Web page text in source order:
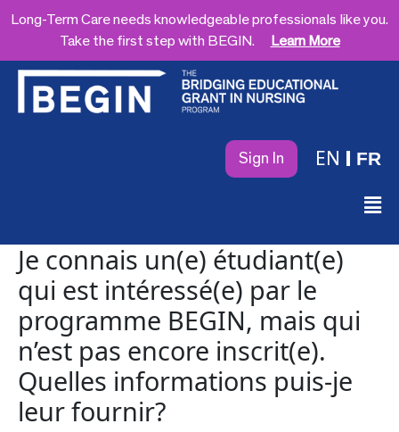
Long-Term Care needs knowledgeable professionals like you.
Take the first step with BEGIN.
Learn More
Sign In EN FR
Je connais un(e) étudiant(e)
qui est intéressé(e) par le
programme BEGIN, mais qui
n’est pas encore inscrit(e).
Quelles informations puis-je
leur fournir?